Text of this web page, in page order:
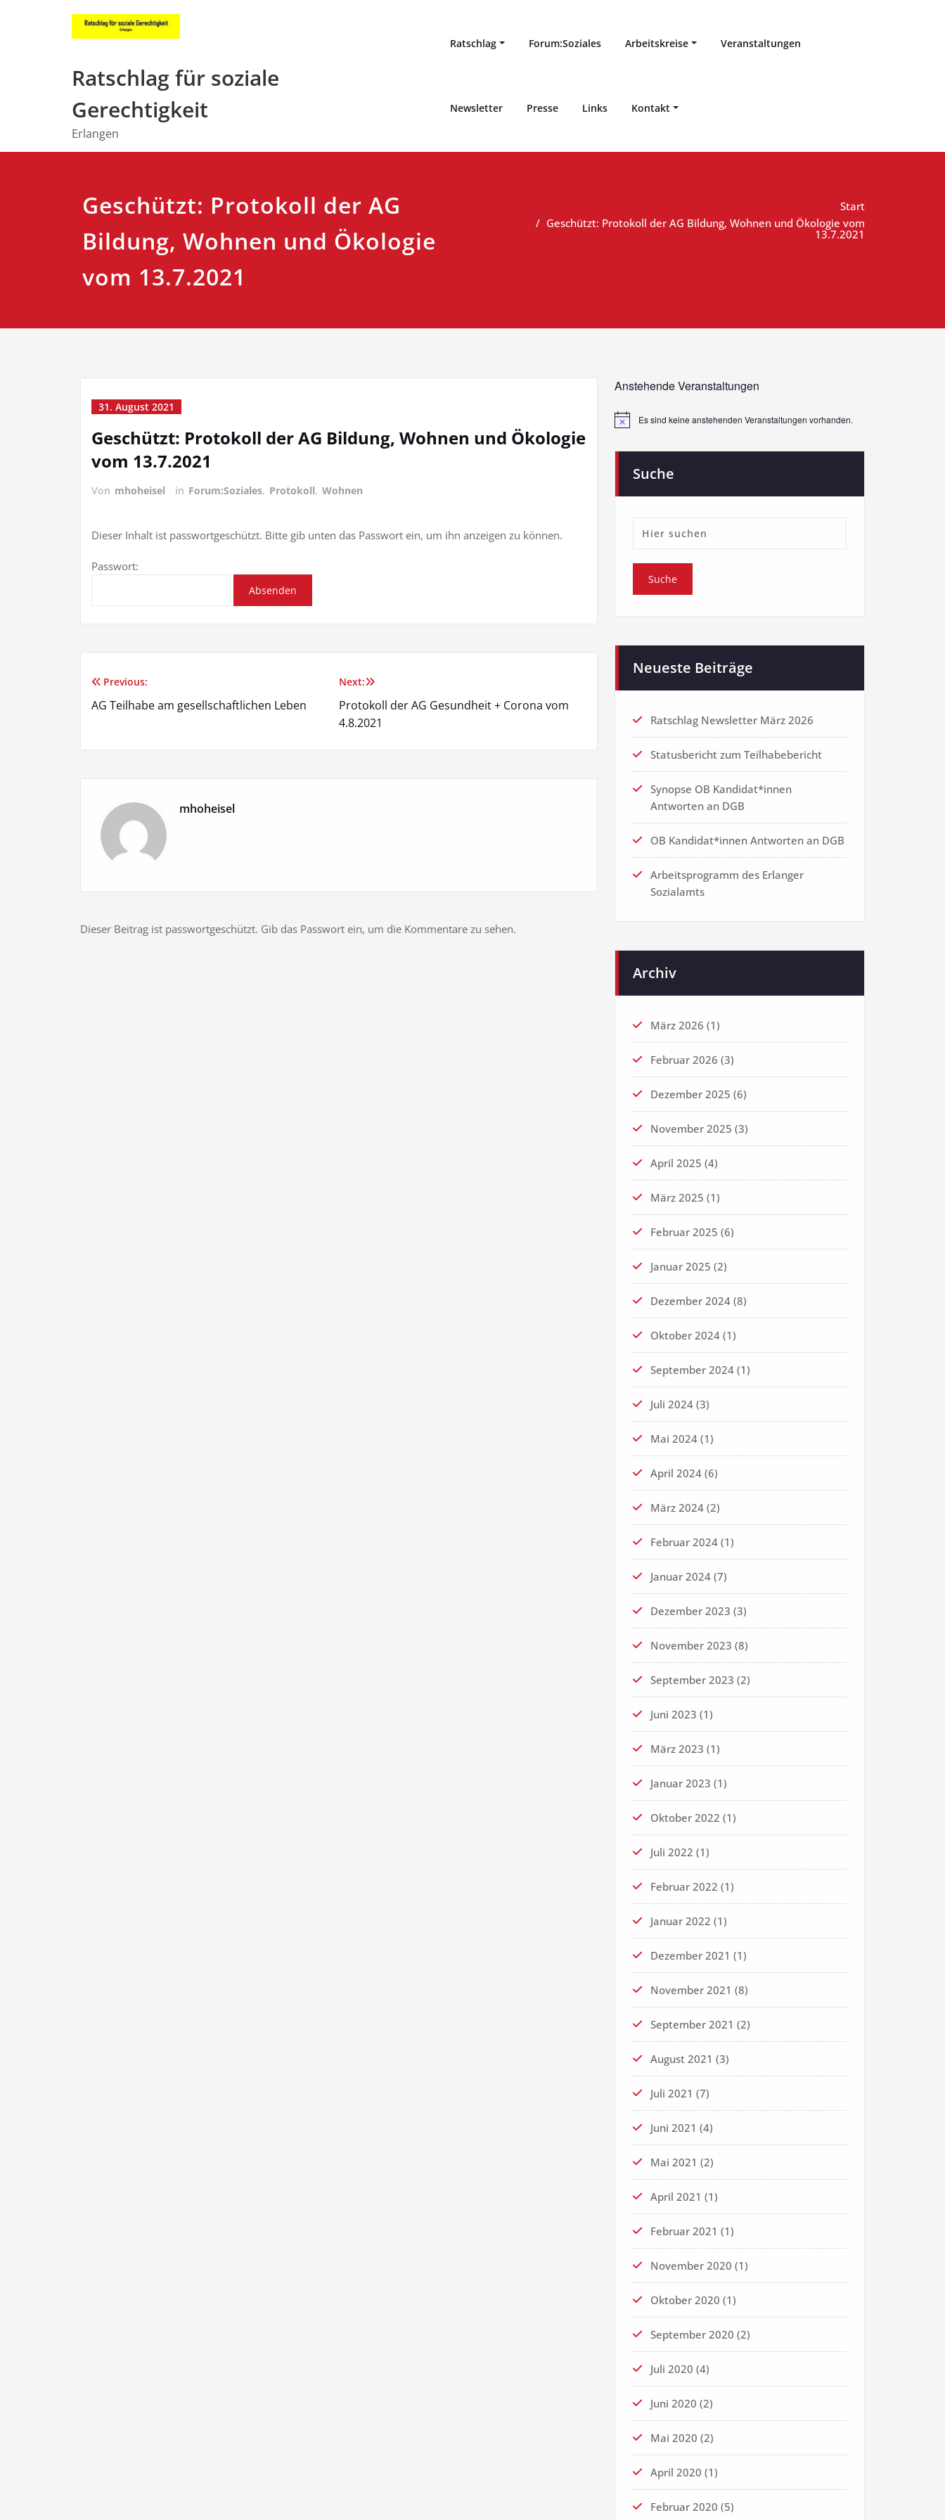
Ratschlag für soziale
Gerechtigkeit
Erlangen
Ratschlag Forum:Soziales Arbeitskreise Veranstaltungen
Newsletter Presse Links Kontakt
Geschützt: Protokoll der AG
Bildung, Wohnen und Ökologie
vom 13.7.2021
Start
Geschützt: Protokoll der AG Bildung, Wohnen und Ökologie vom
13.7.2021
31. August 2021
Geschützt: Protokoll der AG Bildung, Wohnen und Ökologie
vom 13.7.2021
Von mhoheisel in Forum:Soziales, Protokoll, Wohnen
Dieser Inhalt ist passwortgeschützt. Bitte gib unten das Passwort ein, um ihn anzeigen zu können.
Passwort:
Beitragsnavigation
Previous:
AG Teilhabe am gesellschaftlichen Leben
Next:
Protokoll der AG Gesundheit + Corona vom
4.8.2021
mhoheisel
Dieser Beitrag ist passwortgeschützt. Gib das Passwort ein, um die Kommentare zu sehen.
Anstehende Veranstaltungen
HinweisEs sind keine anstehenden Veranstaltungen vorhanden.
Suche
Neueste Beiträge
Ratschlag Newsletter März 2026
Statusbericht zum Teilhabebericht
Synopse OB Kandidat*innen
Antworten an DGB
OB Kandidat*innen Antworten an DGB
Arbeitsprogramm des Erlanger
Sozialamts
Archiv
März 2026 (1)
Februar 2026 (3)
Dezember 2025 (6)
November 2025 (3)
April 2025 (4)
März 2025 (1)
Februar 2025 (6)
Januar 2025 (2)
Dezember 2024 (8)
Oktober 2024 (1)
September 2024 (1)
Juli 2024 (3)
Mai 2024 (1)
April 2024 (6)
März 2024 (2)
Februar 2024 (1)
Januar 2024 (7)
Dezember 2023 (3)
November 2023 (8)
September 2023 (2)
Juni 2023 (1)
März 2023 (1)
Januar 2023 (1)
Oktober 2022 (1)
Juli 2022 (1)
Februar 2022 (1)
Januar 2022 (1)
Dezember 2021 (1)
November 2021 (8)
September 2021 (2)
August 2021 (3)
Juli 2021 (7)
Juni 2021 (4)
Mai 2021 (2)
April 2021 (1)
Februar 2021 (1)
November 2020 (1)
Oktober 2020 (1)
September 2020 (2)
Juli 2020 (4)
Juni 2020 (2)
Mai 2020 (2)
April 2020 (1)
Februar 2020 (5)